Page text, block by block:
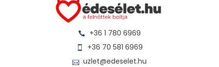
+36 1 780 6969
+36 70 581 6969
uzlet@edeselet.hu